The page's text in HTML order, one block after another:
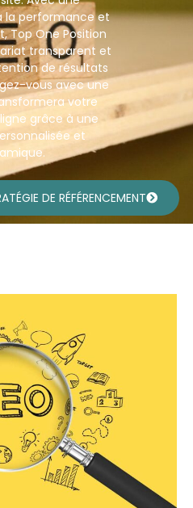
la performance et
Top One Position
transparent et
de résultats
vous avec une
votre
grâce à une
et
DE RÉFÉRENCEMENT